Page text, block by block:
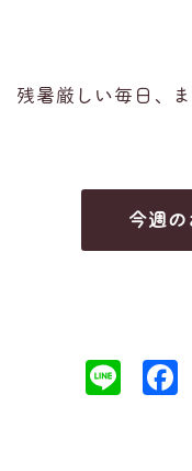
残暑厳しい毎日、
今週
Line